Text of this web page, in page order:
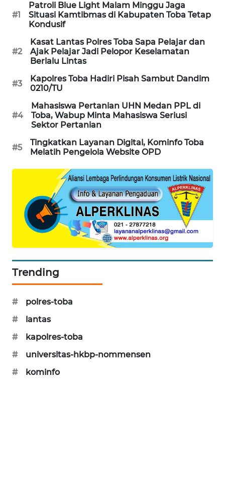
#1
Patroli Blue Light Malam Minggu Jaga
Situasi Kamtibmas di Kabupaten Toba Tetap
Kondusif
#2
Kasat Lantas Polres Toba Sapa Pelajar dan
Ajak Pelajar Jadi Pelopor Keselamatan
Berlalu Lintas
#3
Kapolres Toba Hadiri Pisah Sambut Dandim
0210/TU
#4
Mahasiswa Pertanian UHN Medan PPL di
Toba, Wabup Minta Mahasiswa Seriusi
Sektor Pertanian
#5
Tingkatkan Layanan Digital, Kominfo Toba
Melatih Pengelola Website OPD
Trending
#
polres-toba
#
lantas
#
kapolres-toba
#
universitas-hkbp-nommensen
#
kominfo
WAHANA
HEALTH
WAHANA
DESA
WISATA
LAPAK
WAHANA
Network
MASYARAKAT
KELISTRIKAN
WALINKI
ID
MAWAKA
ID
MARTABAT
NET
WATCH